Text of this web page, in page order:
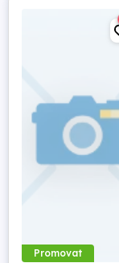
Promovat